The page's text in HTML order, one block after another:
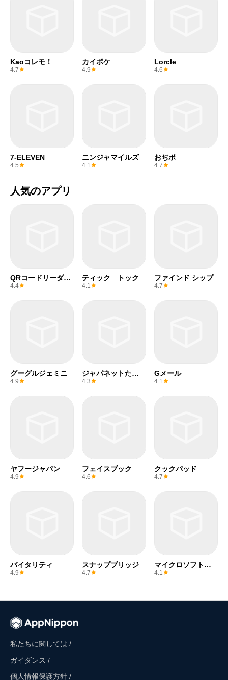
Kaoコレモ！
4.7
カイポケ
4.9
Lorcle
4.6
7-ELEVEN
4.5
ニンジャマイルズ
4.1
おぢポ
4.7
人気のアプリ
QRコードリーダー
(無料)
4.4
ティック トック
4.1
ファインド シップ
4.7
グーグルジェミニ
4.9
ジャパネットたか
た
4.3
Gメール
4.1
ヤフージャパン
4.9
フェイスブック
4.6
クックパッド
4.7
バイタリティ
4.9
スナップブリッジ
4.7
マイクロソフトワ
ード
4.1
私たちに関しては /
ガイダンス /
個人情報保護方針 /